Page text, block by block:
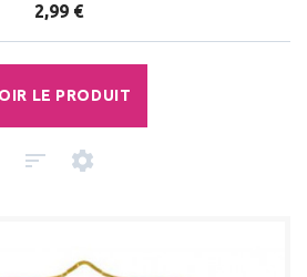
2,99 €
LE PRODUIT